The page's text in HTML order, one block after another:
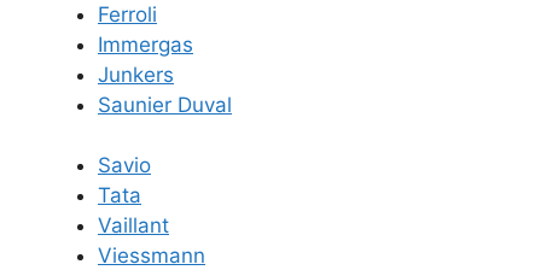
Ferroli
Immergas
Junkers
Saunier Duval
Savio
Tata
Vaillant
Viessmann